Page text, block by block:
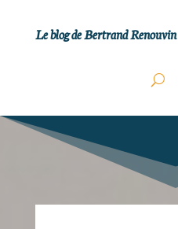
Le blog de Bertrand Renouvin